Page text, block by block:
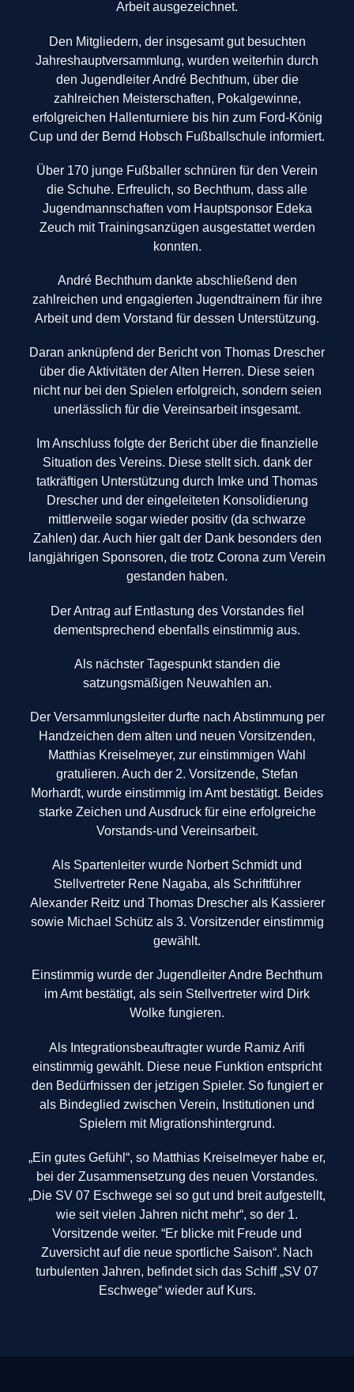
Arbeit ausgezeichnet.
Den Mitgliedern, der insgesamt gut besuchten
Jahreshauptversammlung, wurden weiterhin durch
den Jugendleiter André Bechthum, über die
zahlreichen Meisterschaften, Pokalgewinne,
erfolgreichen Hallenturniere bis hin zum Ford-König
Cup und der Bernd Hobsch Fußballschule informiert.
Über 170 junge Fußballer schnüren für den Verein
die Schuhe. Erfreulich, so Bechthum, dass alle
Jugendmannschaften vom Hauptsponsor Edeka
Zeuch mit Trainingsanzügen ausgestattet werden
konnten.
André Bechthum dankte abschließend den
zahlreichen und engagierten Jugendtrainern für ihre
Arbeit und dem Vorstand für dessen Unterstützung.
Daran anknüpfend der Bericht von Thomas Drescher
über die Aktivitäten der Alten Herren. Diese seien
nicht nur bei den Spielen erfolgreich, sondern seien
unerlässlich für die Vereinsarbeit insgesamt.
Im Anschluss folgte der Bericht über die finanzielle
Situation des Vereins. Diese stellt sich. dank der
tatkräftigen Unterstützung durch Imke und Thomas
Drescher und der eingeleiteten Konsolidierung
mittlerweile sogar wieder positiv (da schwarze
Zahlen) dar. Auch hier galt der Dank besonders den
langjährigen Sponsoren, die trotz Corona zum Verein
gestanden haben.
Der Antrag auf Entlastung des Vorstandes fiel
dementsprechend ebenfalls einstimmig aus.
Als nächster Tagespunkt standen die
satzungsmäßigen Neuwahlen an.
Der Versammlungsleiter durfte nach Abstimmung per
Handzeichen dem alten und neuen Vorsitzenden,
Matthias Kreiselmeyer, zur einstimmigen Wahl
gratulieren. Auch der 2. Vorsitzende, Stefan
Morhardt, wurde einstimmig im Amt bestätigt. Beides
starke Zeichen und Ausdruck für eine erfolgreiche
Vorstands-und Vereinsarbeit.
Als Spartenleiter wurde Norbert Schmidt und
Stellvertreter Rene Nagaba, als Schriftführer
Alexander Reitz und Thomas Drescher als Kassierer
sowie Michael Schütz als 3. Vorsitzender einstimmig
gewählt.
Einstimmig wurde der Jugendleiter Andre Bechthum
im Amt bestätigt, als sein Stellvertreter wird Dirk
Wolke fungieren.
Als Integrationsbeauftragter wurde Ramiz Arifi
einstimmig gewählt. Diese neue Funktion entspricht
den Bedürfnissen der jetzigen Spieler. So fungiert er
als Bindeglied zwischen Verein, Institutionen und
Spielern mit Migrationshintergrund.
„Ein gutes Gefühl“, so Matthias Kreiselmeyer habe er,
bei der Zusammensetzung des neuen Vorstandes.
„Die SV 07 Eschwege sei so gut und breit aufgestellt,
wie seit vielen Jahren nicht mehr“, so der 1.
Vorsitzende weiter. “Er blicke mit Freude und
Zuversicht auf die neue sportliche Saison“. Nach
turbulenten Jahren, befindet sich das Schiff „SV 07
Eschwege“ wieder auf Kurs.